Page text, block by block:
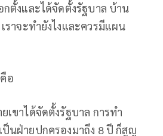
ตั้งและได้จัดตั้งรัฐบาล บ้าน
ราจะทำยังไงและควรมีแผน
อ
เขาได้จัดตั้งรัฐบาล การทำ
ป็นฝ่ายปกครองมาถึง 8 ปี ก็สูญ